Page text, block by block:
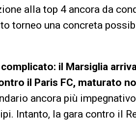
alla top 4 ancora da
torneo una concreta
il Marsiglia
il Paris FC, maturato
ancora più
Intanto, la gara contro il